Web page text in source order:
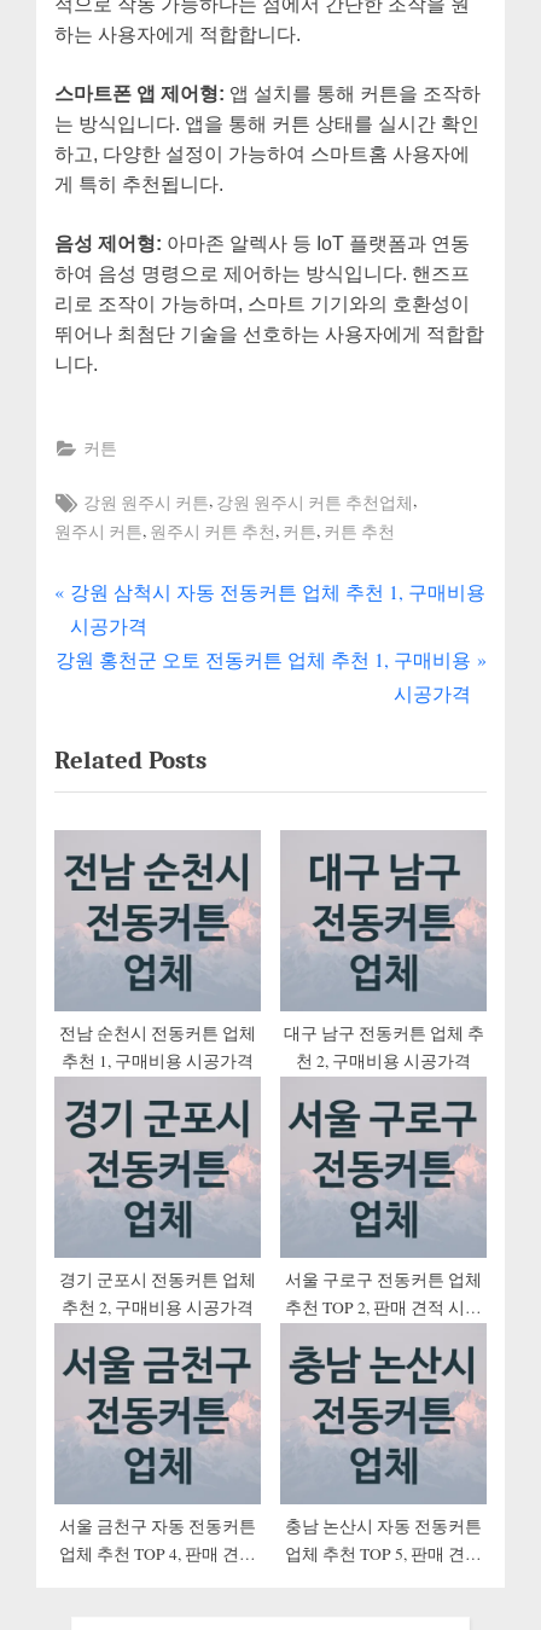
적으로 작동 가능하다는 점에서 간단한 조작을 원
하는 사용자에게 적합합니다.
스마트폰 앱 제어형: 앱 설치를 통해 커튼을 조작하
는 방식입니다. 앱을 통해 커튼 상태를 실시간 확인
하고, 다양한 설정이 가능하여 스마트홈 사용자에
게 특히 추천됩니다.
음성 제어형: 아마존 알렉사 등 IoT 플랫폼과 연동
하여 음성 명령으로 제어하는 방식입니다. 핸즈프
리로 조작이 가능하며, 스마트 기기와의 호환성이
뛰어나 최첨단 기술을 선호하는 사용자에게 적합합
니다.
커튼
Tags:
강원 원주시 커튼, 강원 원주시 커튼 추천업체,
원주시 커튼, 원주시 커튼 추천, 커튼, 커튼 추천
글
내
게
이
션
P
r
e
o
u
s
P
o
s
강원 삼척시 자동 전동커튼 업체 추천 1, 구매비용
시공가격
N
t
P
o
강원 홍천군 오토 전동커튼 업체 추천 1, 구매비용
시공가격
Related Posts
전남 순천시 전동커튼 업체
추천 1, 구매비용 시공가격
대구 남구 전동커튼 업체 추
천 2, 구매비용 시공가격
경기 군포시 전동커튼 업체
추천 2, 구매비용 시공가격
서울 구로구 전동커튼 업체
추천 TOP 2, 판매 견적 시공
서울 금천구 자동 전동커튼
업체 추천 TOP 4, 판매 견적
충남 논산시 자동 전동커튼
업체 추천 TOP 5, 판매 견적